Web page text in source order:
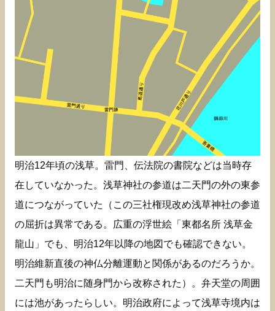
明治12年頃の浅草。雷門、伝法院の書院などは当時存
在していなかった。浅草神社の参道は二天門の外の東参
道につながっていた（この三社権現改め浅草神社の参道
の屈折は異常である。広重の浮世絵「東都名所 浅草金
龍山」でも、明治12年以降の地図でも確認できない。
明治維新直後の神仏分離運動と関係があるのだろうか。
二天門も明治に随身門から改称された）。弁天堂の周囲
には池があったらしい。明治政府によって浅草寺境内は